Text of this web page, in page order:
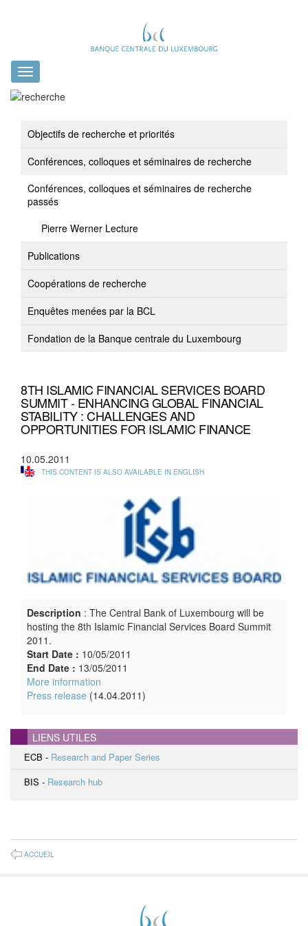
Toggle
navigation
Objectifs de recherche et priorités
Conférences, colloques et séminaires de recherche
Conférences, colloques et séminaires de recherche
passés
Pierre Werner Lecture
Publications
Coopérations de recherche
Enquêtes menées par la BCL
Fondation de la Banque centrale du Luxembourg
8TH ISLAMIC FINANCIAL SERVICES BOARD
SUMMIT - ENHANCING GLOBAL FINANCIAL
STABILITY : CHALLENGES AND
OPPORTUNITIES FOR ISLAMIC FINANCE
10.05.2011
THIS CONTENT IS ALSO AVAILABLE IN ENGLISH
Description : The Central Bank of Luxembourg will be
hosting the 8th Islamic Financial Services Board Summit
2011.
Start Date : 10/05/2011
End Date : 13/05/2011
More information
Press release (14.04.2011)
LIENS UTILES
ECB - Research and Paper Series
BIS - Research hub
ACCUEIL